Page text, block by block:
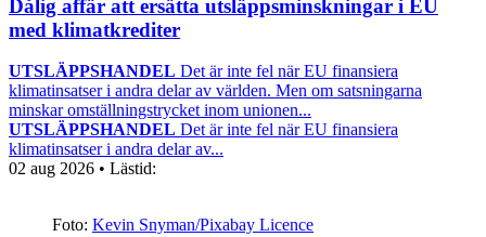
Dålig affär att ersätta utsläppsminskningar i EU
med klimatkrediter
UTSLÄPPSHANDEL Det är inte fel när EU finansiera
klimatinsatser i andra delar av världen. Men om satsningarna
minskar omställningstrycket inom unionen...
UTSLÄPPSHANDEL Det är inte fel när EU finansiera
klimatinsatser i andra delar av...
02 aug 2026 • Lästid:
Foto: Kevin Snyman/Pixabay Licence